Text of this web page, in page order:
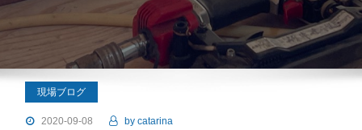
現場ブログ
2020-09-08 by catarina